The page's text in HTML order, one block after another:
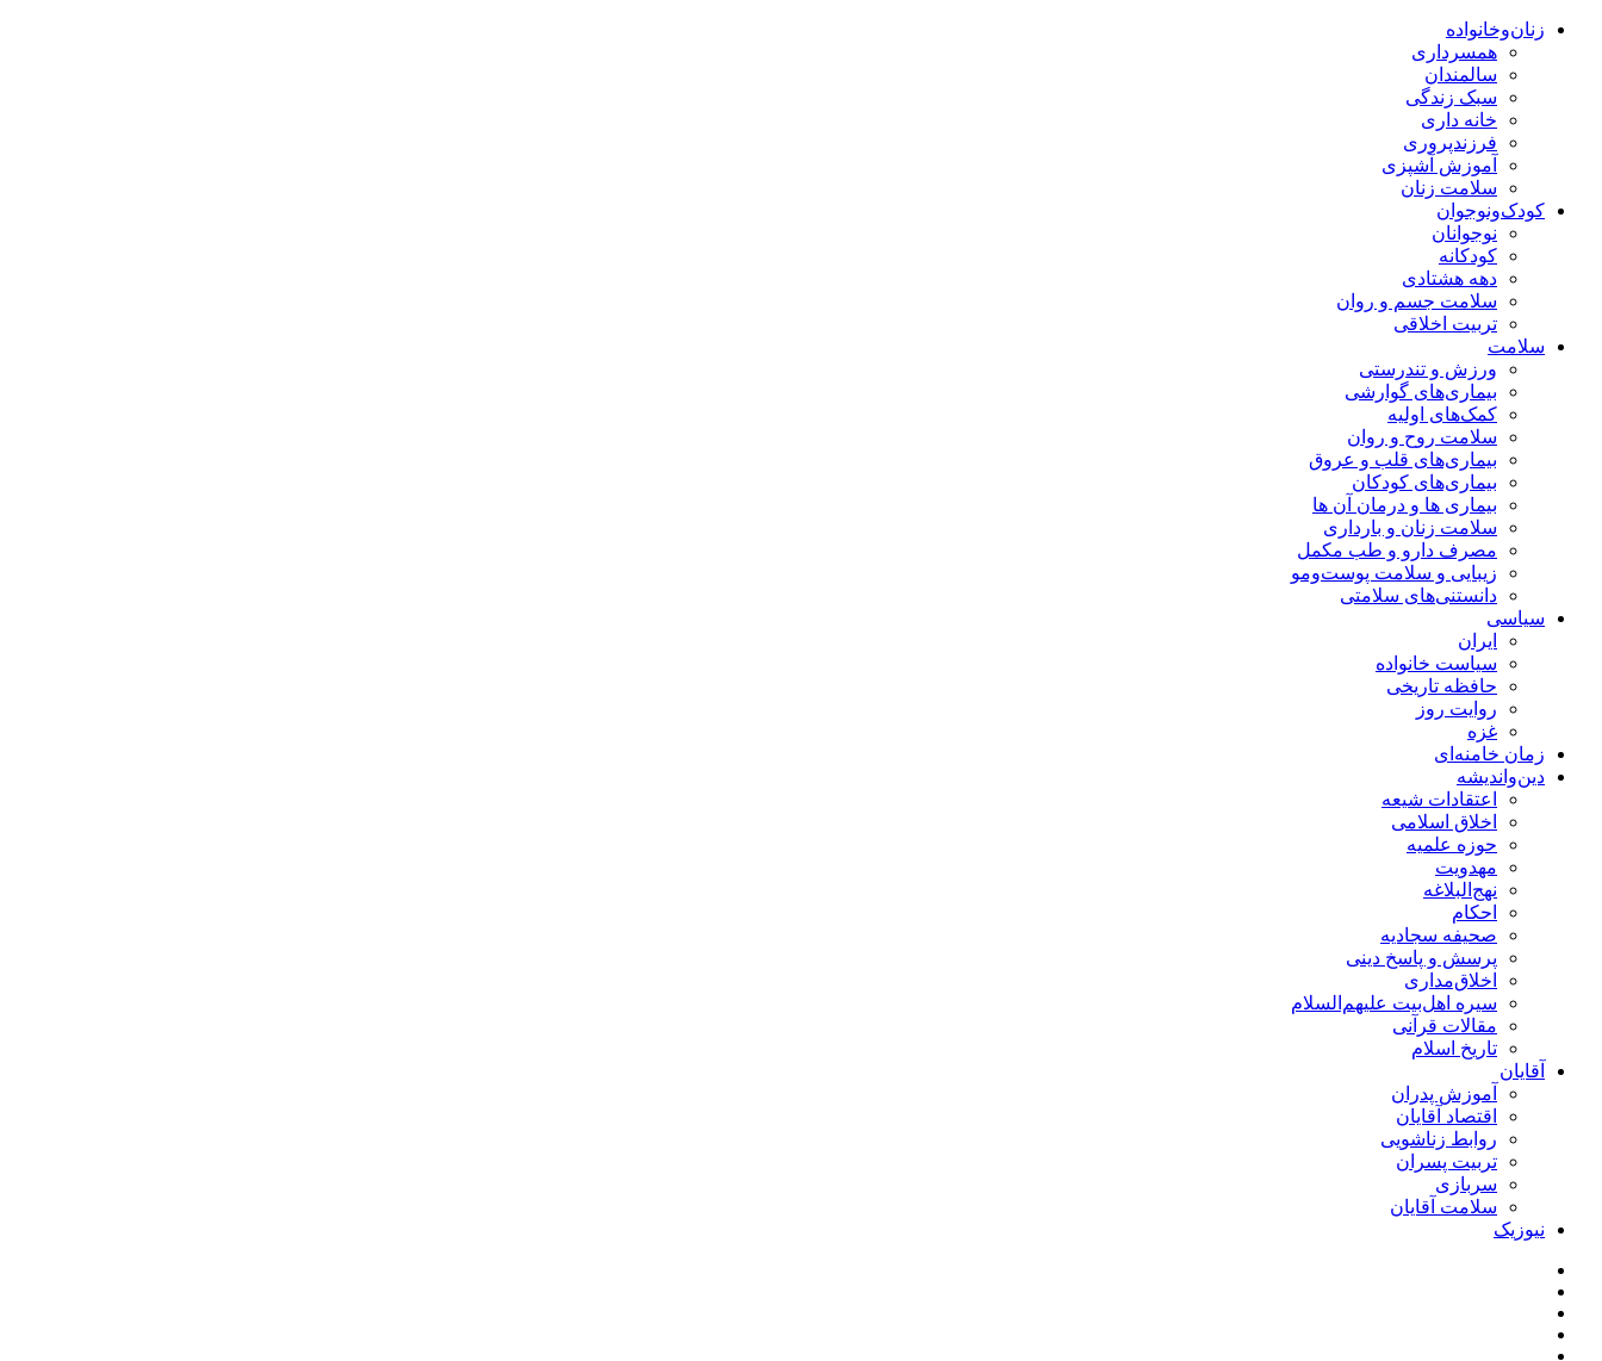
زنان‌وخانواده
همسرداری
سالمندان
سبک زندگی
خانه داری
فرزندپروری
آموزش آشپزی
سلامت زنان
کودک‌ونوجوان
نوجوانان
کودکانه
دهه هشتادی
سلامت جسم و روان
تربیت اخلاقی
سلامت
ورزش و تندرستی
بیماری‌های گوارشی
کمک‌های اولیه
سلامت روح و روان
بیماری‌های قلب و عروق
بیماری‌های کودکان
بیماری ها و درمان آن ها
سلامت زنان و بارداری
مصرف دارو و طب مکمل
زیبایی و سلامت پوست‌ومو
دانستنی‌های سلامتی
سیاسی
ایران
سیاست خانواده
حافظه تاریخی
روایت روز
غزه
زمان خامنه‌ای
دین‌واندیشه
اعتقادات شیعه
اخلاق اسلامی
حوزه علمیه
مهدویت
نهج‌البلاغه
احکام
صحیفه سجادیه
پرسش و پاسخ دینی
اخلاق‌مداری
سیره اهل‌بیت علیهم‌السلام
مقالات قرآنی
تاریخ اسلام
آقایان
آموزش پدران
اقتصاد آقایان
روابط زناشویی
تربیت پسران
سربازی
سلامت آقایان
نیوزیک